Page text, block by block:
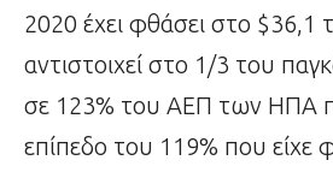
2020 έχει φθάσει στο $36,1
αντιστοιχεί στο 1/3 του
σε 123% του ΑΕΠ των ΗΠΑ
επίπεδο του 119% που είχε